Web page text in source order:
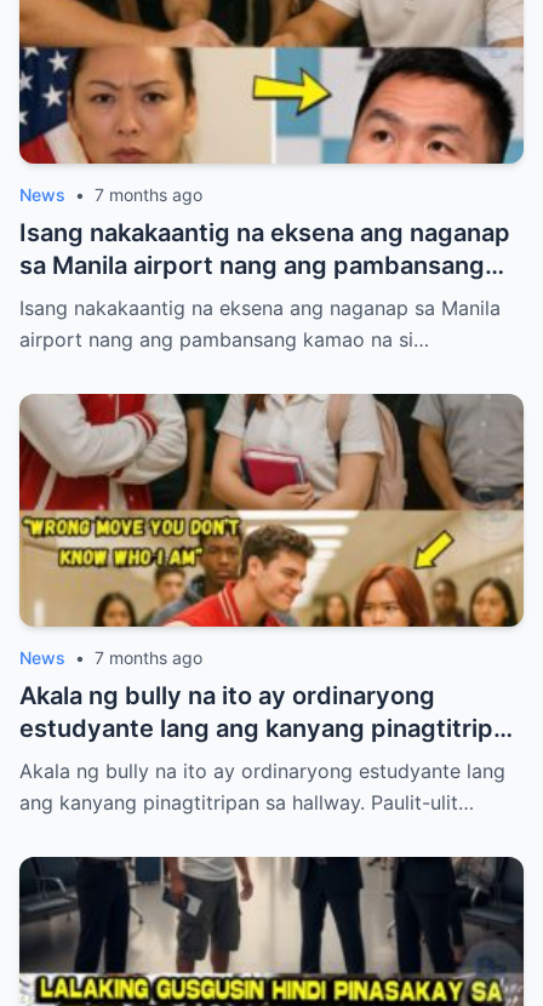
News • 7 months ago
Isang nakakaantig na eksena ang naganap
sa Manila airport nang ang pambansang
kamao na si Manny Pacquiao ay
paghintayin at hiyain ng mga immigration
Isang nakakaantig na eksena ang naganap sa Manila
airport nang ang pambansang kamao na si…
News • 7 months ago
Akala ng bully na ito ay ordinaryong
estudyante lang ang kanyang pinagtitripan
sa hallway. Paulit-ulit niyang hinamak,
tinulak, at pinahiya ang isang tahimik na
laking gulat ng lahat nang lumabas ang
katotohanan—ang babaeng inaapi niya ay
walang iba kundi si Princess Pacquiao, ang
anak ng Pambansang Kamao na si Manny
Pacquiao! Ang kanyang dating mayabang
Akala ng bully na ito ay ordinaryong estudyante lang
ang kanyang pinagtitripan sa hallway. Paulit-ulit…